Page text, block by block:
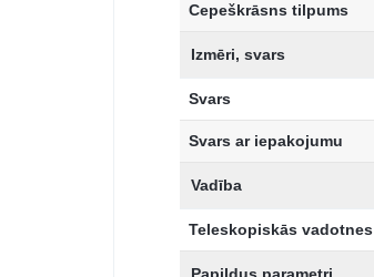
Cepeškrāsns tilpums
Izmēri, svars
Svars
Svars ar iepakojumu
Vadība
Teleskopiskās vadotnes